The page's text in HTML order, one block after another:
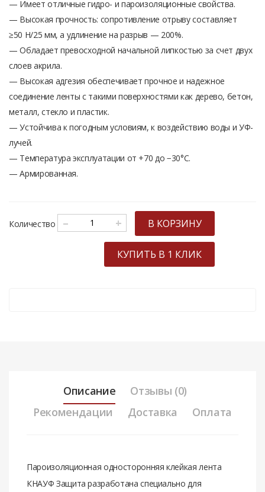
— Имеет отличные гидро- и пароизоляционные свойства.
— Высокая прочность: сопротивление отрыву составляет
≥50 Н/25 мм, а удлинение на разрыв — 200%.
— Обладает превосходной начальной липкостью за счет двух
слоев акрила.
— Высокая адгезия обеспечивает прочное и надежное
соединение ленты с такими поверхностями как дерево, бетон,
металл, стекло и пластик.
— Устойчива к погодным условиям, к воздействию воды и УФ-
лучей.
— Температура эксплуатации от +70 до −30°С.
— Армированная.
Количество – + В КОРЗИНУ
КУПИТЬ В 1 КЛИК
Описание
Отзывы (0)
Рекомендации
Доставка Оплата
Пароизоляционная односторонняя клейкая лента
КНАУФ Защита разработана специально для